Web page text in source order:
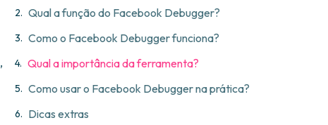
,
Qual a função do Facebook Debugger?
Como o Facebook Debugger funciona?
Qual a importância da ferramenta?
Como usar o Facebook Debugger na prática?
Dicas extras